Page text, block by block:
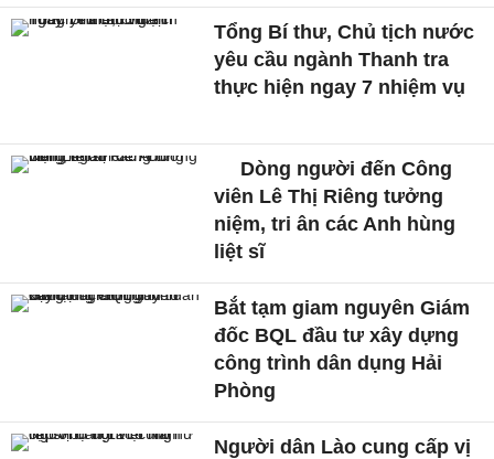
Tổng Bí thư, Chủ tịch nước
yêu cầu ngành Thanh tra
thực hiện ngay 7 nhiệm vụ
Dòng người đến Công
viên Lê Thị Riêng tưởng
niệm, tri ân các Anh hùng
liệt sĩ
Bắt tạm giam nguyên Giám
đốc BQL đầu tư xây dựng
công trình dân dụng Hải
Phòng
Người dân Lào cung cấp vị